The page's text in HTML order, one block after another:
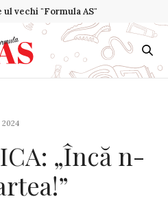
ul vechi "Formula AS"
„Încă n-